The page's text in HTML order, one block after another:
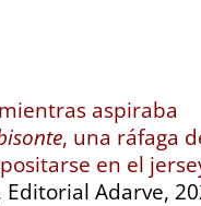
aspiraba
, una ráfaga
en el
Editorial Adarve,